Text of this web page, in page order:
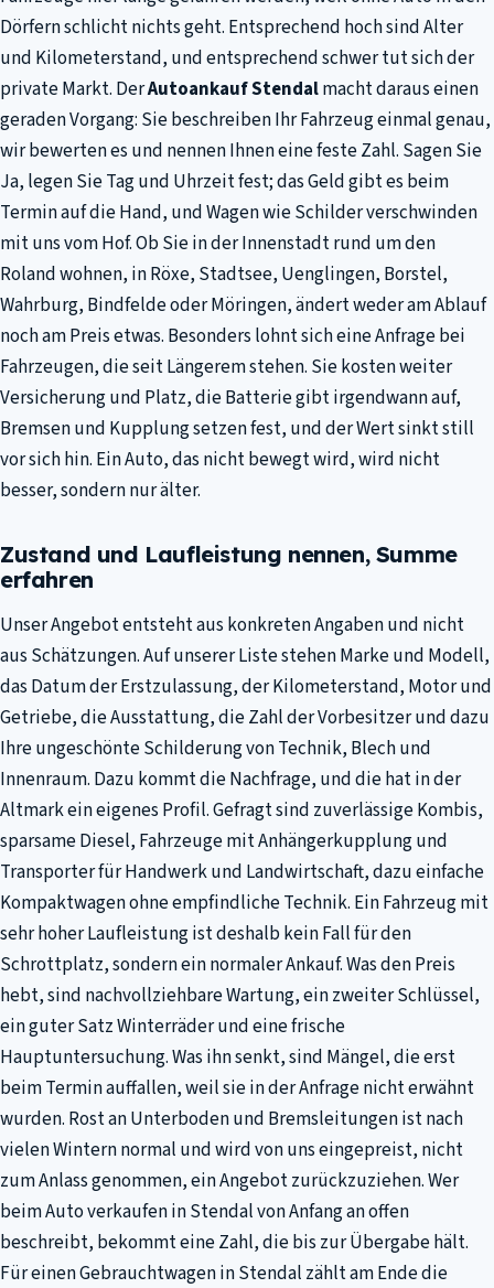
Dörfern schlicht nichts geht. Entsprechend hoch sind Alter
und Kilometerstand, und entsprechend schwer tut sich der
private Markt. DerAutoankauf Stendalmacht daraus einen
geraden Vorgang: Sie beschreiben Ihr Fahrzeug einmal genau,
wir bewerten es und nennen Ihnen eine feste Zahl. Sagen Sie
Ja, legen Sie Tag und Uhrzeit fest; das Geld gibt es beim
Termin auf die Hand, und Wagen wie Schilder verschwinden
mit uns vom Hof. Ob Sie in der Innenstadt rund um den
Roland wohnen, in Röxe, Stadtsee, Uenglingen, Borstel,
Wahrburg, Bindfelde oder Möringen, ändert weder am Ablauf
noch am Preis etwas. Besonders lohnt sich eine Anfrage bei
Fahrzeugen, die seit Längerem stehen. Sie kosten weiter
Versicherung und Platz, die Batterie gibt irgendwann auf,
Bremsen und Kupplung setzen fest, und der Wert sinkt still
vor sich hin. Ein Auto, das nicht bewegt wird, wird nicht
besser, sondern nur älter.
Zustand und Laufleistung nennen, Summe
erfahren
Unser Angebot entsteht aus konkreten Angaben und nicht
aus Schätzungen. Auf unserer Liste stehen Marke und Modell,
das Datum der Erstzulassung, der Kilometerstand, Motor und
Getriebe, die Ausstattung, die Zahl der Vorbesitzer und dazu
Ihre ungeschönte Schilderung von Technik, Blech und
Innenraum. Dazu kommt die Nachfrage, und die hat in der
Altmark ein eigenes Profil. Gefragt sind zuverlässige Kombis,
sparsame Diesel, Fahrzeuge mit Anhängerkupplung und
Transporter für Handwerk und Landwirtschaft, dazu einfache
Kompaktwagen ohne empfindliche Technik. Ein Fahrzeug mit
sehr hoher Laufleistung ist deshalb kein Fall für den
Schrottplatz, sondern ein normaler Ankauf. Was den Preis
hebt, sind nachvollziehbare Wartung, ein zweiter Schlüssel,
ein guter Satz Winterräder und eine frische
Hauptuntersuchung. Was ihn senkt, sind Mängel, die erst
beim Termin auffallen, weil sie in der Anfrage nicht erwähnt
wurden. Rost an Unterboden und Bremsleitungen ist nach
vielen Wintern normal und wird von uns eingepreist, nicht
zum Anlass genommen, ein Angebot zurückzuziehen. Wer
beim Auto verkaufen in Stendal von Anfang an offen
beschreibt, bekommt eine Zahl, die bis zur Übergabe hält.
Für einen Gebrauchtwagen in Stendal zählt am Ende die